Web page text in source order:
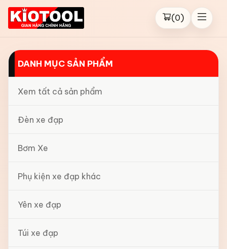
(0)
DANH MỤC SẢN PHẨM
Xem tất cả sản phẩm
Đèn xe đạp
Bơm Xe
Phụ kiện xe đạp khác
Yên xe đạp
Túi xe đạp